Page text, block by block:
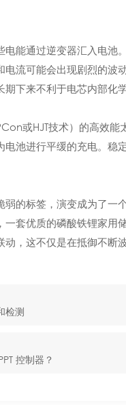
能通过逆变器汇入电
流可能会出现剧烈的
下来不利于电芯内部化
或HJT技术）的高效
池进行平缓的充电。
的标签，演变成为了
套优质的磷酸铁锂家
，这不仅是在抵御不
检测
控制器？